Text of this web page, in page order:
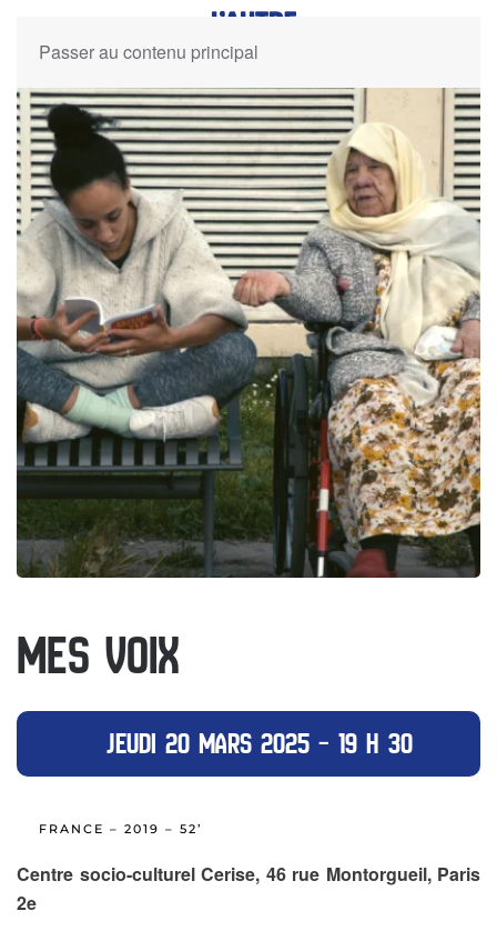
Passer au contenu principal
MES VOIX
JEUDI 20 MARS 2025 – 19 H 30
FRANCE – 2019 – 52’
Centre socio-culturel Cerise, 46 rue Montorgueil, Paris
2e